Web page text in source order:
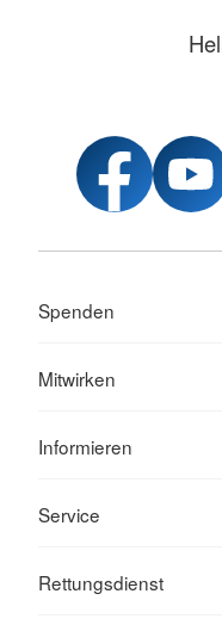
Spenden
Mitwirken
Informieren
Service
Rettungsdienst